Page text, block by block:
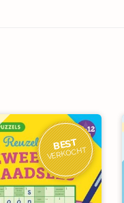
BEST
VERKOCHT